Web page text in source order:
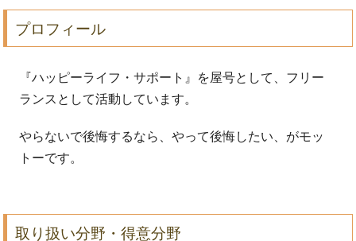
プロフィール
『ハッピーライフ・サポート』を屋号として、フリー
ランスとして活動しています。
やらないで後悔するなら、やって後悔したい、がモッ
トーです。
取り扱い分野・得意分野